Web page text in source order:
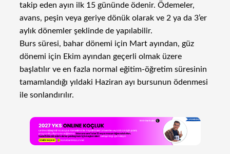
takip eden ayın ilk 15 gününde ödenir. Ödemeler,
avans, peşin veya geriye dönük olarak ve 2 ya da 3’er
aylık dönemler şeklinde de yapılabilir.
Burs süresi, bahar dönemi için Mart ayından, güz
dönemi için Ekim ayından geçerli olmak üzere
başlatılır ve en fazla normal eğitim-öğretim süresinin
tamamlandığı yıldaki Haziran ayı bursunun ödenmesi
ile sonlandırılır.